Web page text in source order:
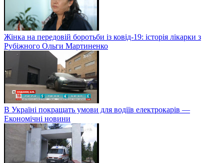
Жінка на передовій боротьби із ковід-19: історія лікарки з
Рубіжного Ольги Мартиненко
В Україні покращать умови для водіїв електрокарів —
Економічні новини